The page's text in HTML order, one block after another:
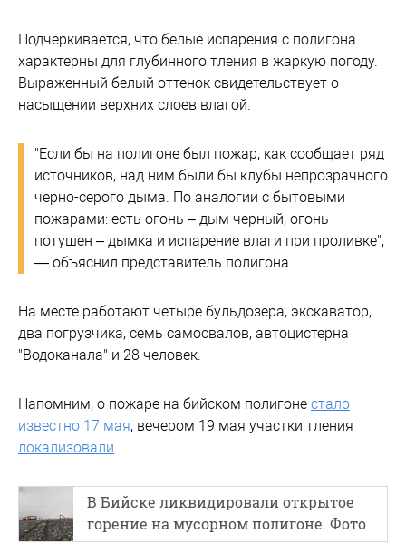
Подчеркивается, что белые испарения с полигона
характерны для глубинного тления в жаркую погоду.
Выраженный белый оттенок свидетельствует о
насыщении верхних слоев влагой.
"Если бы на полигоне был пожар, как сообщает ряд
источников, над ним были бы клубы непрозрачного
черно-серого дыма. По аналогии с бытовыми
пожарами: есть огонь – дым черный, огонь
потушен – дымка и испарение влаги при проливке",
— объяснил представитель полигона.
На месте работают четыре бульдозера, экскаватор,
два погрузчика, семь самосвалов, автоцистерна
"Водоканала" и 28 человек.
Напомним, о пожаре на бийском полигоне стало
известно 17 мая, вечером 19 мая участки тления
локализовали.
В Бийске ликвидировали открытое
горение на мусорном полигоне. Фото